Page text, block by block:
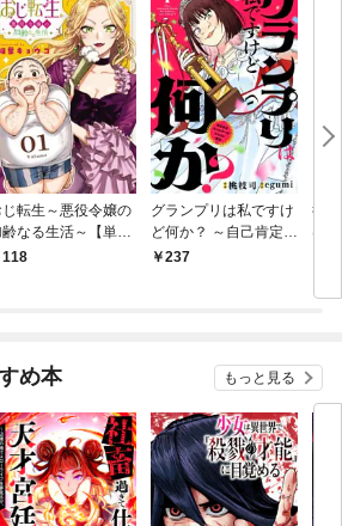
じ転生～悪役令嬢の
なる生活～【単
】（１）
118
グランプリは私ですけ
ど何か？ ～自己肯定モ
ンスターのミスコン無
237
後
は
め本 もっと見る